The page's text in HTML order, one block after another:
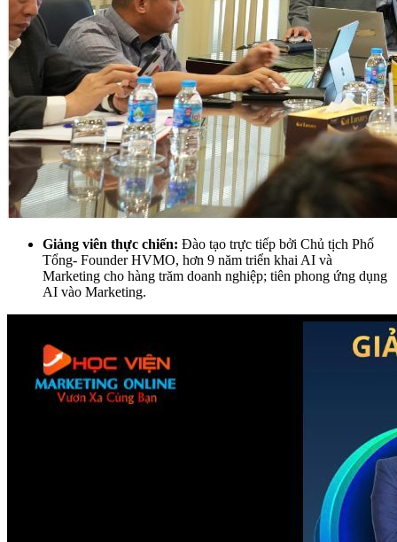
Giảng viên thực chiến: Đào tạo trực tiếp bởi Chủ tịch Phố
Tổng- Founder HVMO, hơn 9 năm triển khai AI và
Marketing cho hàng trăm doanh nghiệp; tiên phong ứng dụng
AI vào Marketing.